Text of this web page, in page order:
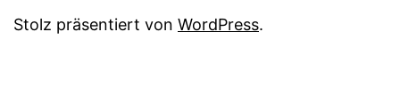
Stolz präsentiert von WordPress.